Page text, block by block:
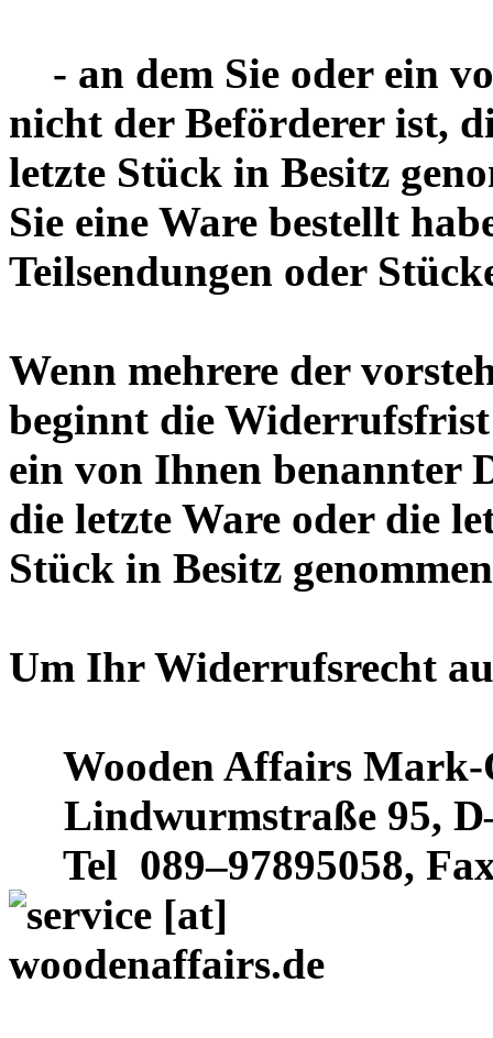
- an dem Sie oder ein
nicht der Beförderer ist,
letzte Stück in Besitz
Sie eine Ware bestellt
Teilsendungen oder
Wenn mehrere der
beginnt die
ein von Ihnen benannter
die letzte Ware oder die
Stück in Besitz
Um Ihr Widerrufsrecht
Wooden Affairs Mark-
Lindwurmstraße 95,
Tel 089–97895058,